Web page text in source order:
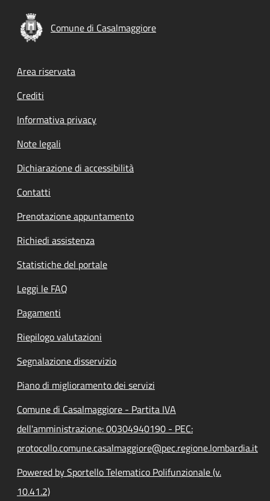
Comune di Casalmaggiore
Footer menu
Area riservata
Crediti
Informativa privacy
Note legali
Dichiarazione di accessibilità
Contatti
Prenotazione appuntamento
Richiedi assistenza
Statistiche del portale
Leggi le FAQ
Pagamenti
Riepilogo valutazioni
Segnalazione disservizio
Piano di miglioramento dei servizi
Comune di Casalmaggiore - Partita IVA
dell'amministrazione: 00304940190 - PEC:
protocollo.comune.casalmaggiore@pec.regione.lombardia.it
Powered by Sportello Telematico Polifunzionale (v.
10.41.2)